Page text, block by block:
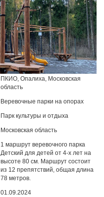
ПКИО, Опалиха, Московская
область
Веревочные парки на опорах
Парк культуры и отдыха
Московская область
1 маршрут веревочного парка
Детский для детей от 4-х лет на
высоте 80 см. Маршрут состоит
из 12 препятствий, общая длина
78 метров.
01.09.2024